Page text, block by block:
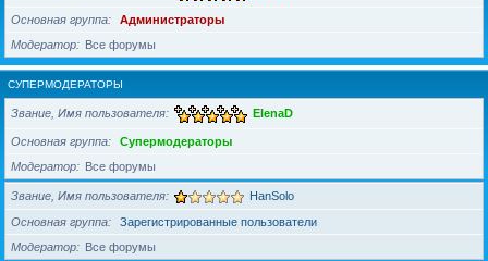
Основная группа
Администраторы
Модератор
Все форумы
СУПЕРМОДЕРАТОРЫ
Звание, Имя пользователя ElenaD
Основная группа
Супермодераторы
Модератор
Все форумы
Звание, Имя пользователя HanSolo
Основная группа
Зарегистрированные пользователи
Модератор
Все форумы